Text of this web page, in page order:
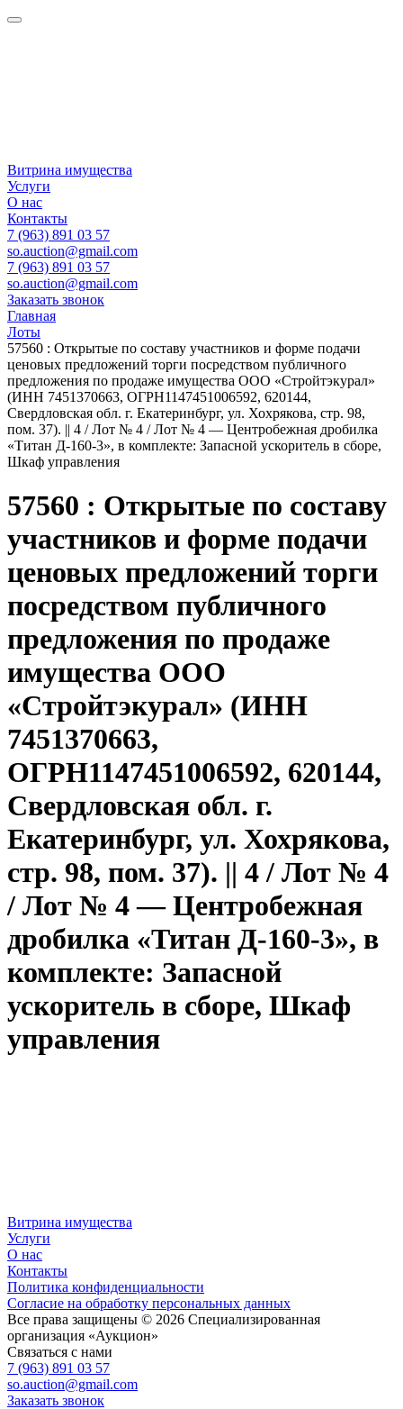
Витрина имущества
Услуги
О нас
Контакты
7 (963) 891 03 57
so.auction@gmail.com
7 (963) 891 03 57
so.auction@gmail.com
Заказать звонок
Главная
Лоты
57560 : Открытые по составу участников и форме подачи
ценовых предложений торги посредством публичного
предложения по продаже имущества ООО «Стройтэкурал»
(ИНН 7451370663, ОГРН1147451006592, 620144,
Свердловская обл. г. Екатеринбург, ул. Хохрякова, стр. 98,
пом. 37). || 4 / Лот № 4 / Лот № 4 — Центробежная дробилка
«Титан Д-160-3», в комплекте: Запасной ускоритель в сборе,
Шкаф управления
57560 : Открытые по составу
участников и форме подачи
ценовых предложений торги
посредством публичного
предложения по продаже
имущества ООО
«Стройтэкурал» (ИНН
7451370663,
ОГРН1147451006592, 620144,
Свердловская обл. г.
Екатеринбург, ул. Хохрякова,
стр. 98, пом. 37). || 4 / Лот № 4
/ Лот № 4 — Центробежная
дробилка «Титан Д-160-3», в
комплекте: Запасной
ускоритель в сборе, Шкаф
управления
Витрина имущества
Услуги
О нас
Контакты
Политика конфиденциальности
Согласие на обработку персональных данных
Все права защищены © 2026 Специализированная
организация «Аукцион»
Связаться с нами
7 (963) 891 03 57
so.auction@gmail.com
Заказать звонок